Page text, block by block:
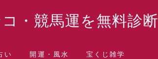
・競馬運を無料診断
い 開運・風水 宝くじ雑学